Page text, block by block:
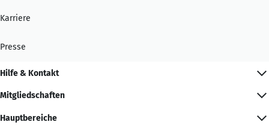
Karriere
Presse
Hilfe & Kontakt
Mitgliedschaften
Hauptbereiche